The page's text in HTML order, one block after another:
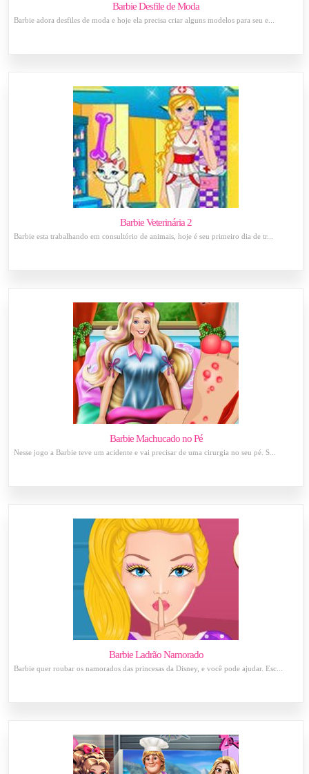
Barbie Desfile de Moda
Barbie adora desfiles de moda e hoje ela precisa criar alguns modelos para seu e...
Barbie Veterinária 2
Barbie esta trabalhando em consultório de animais, hoje é seu primeiro dia de tr...
Barbie Machucado no Pé
Nesse jogo a Barbie teve um acidente e vai precisar de uma cirurgia no seu pé. S...
Barbie Ladrão Namorado
Barbie quer roubar os namorados das princesas da Disney, e você pode ajudar. Esc...